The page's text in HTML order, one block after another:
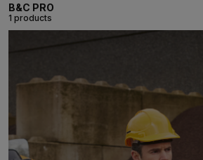
B&C PRO
1 products